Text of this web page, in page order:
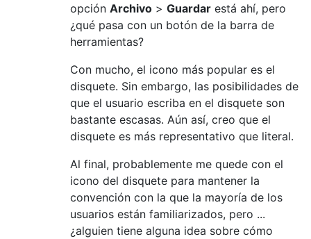
opción Archivo > Guardar está ahí, pero
¿qué pasa con un botón de la barra de
herramientas?
Con mucho, el icono más popular es el
disquete. Sin embargo, las posibilidades de
que el usuario escriba en el disquete son
bastante escasas. Aún así, creo que el
disquete es más representativo que literal.
Al final, probablemente me quede con el
icono del disquete para mantener la
convención con la que la mayoría de los
usuarios están familiarizados, pero ...
¿alguien tiene alguna idea sobre cómo